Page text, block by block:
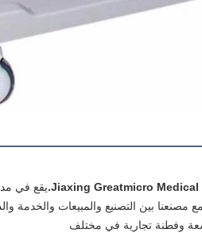
وفطنة تجارية في مختلف